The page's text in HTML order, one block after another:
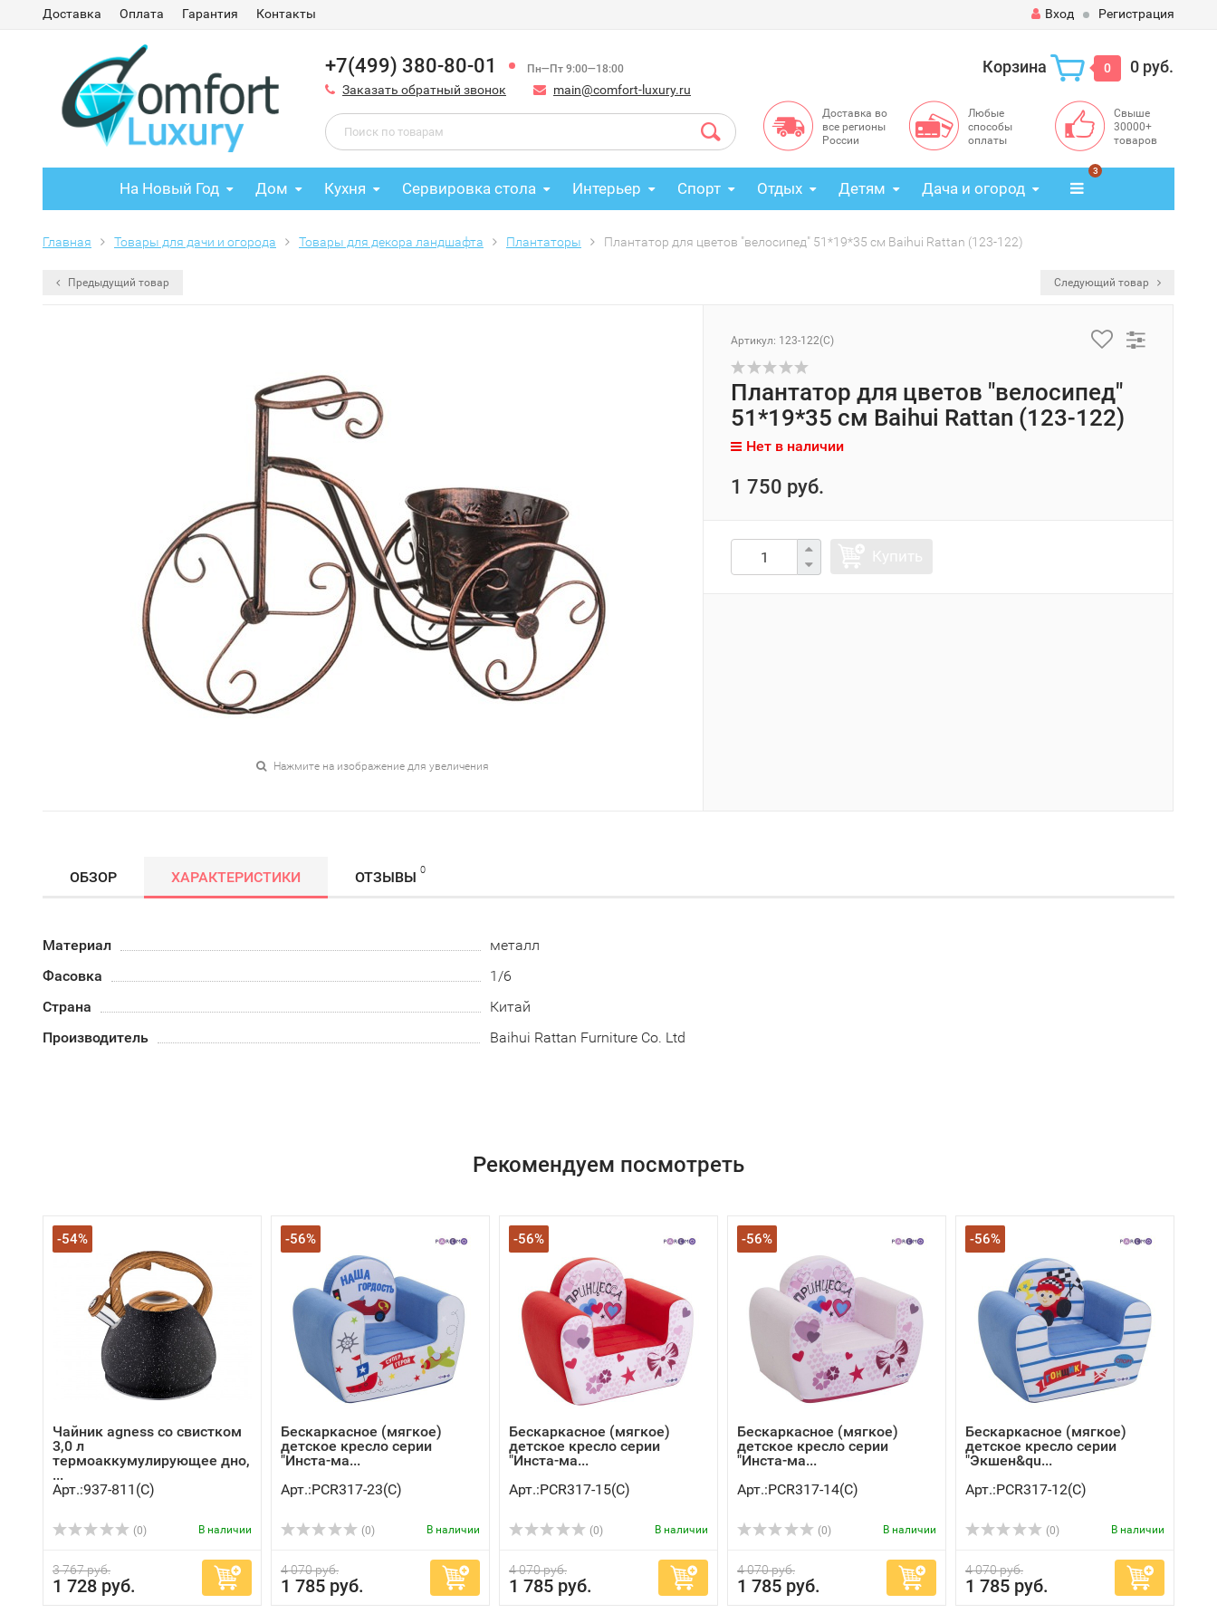
Доставка Оплата Гарантия Контакты Вход Регистрация
+7(499) 380-80-01 Пн—Пт 9:00—18:00
Заказать обратный звонок main@comfort-luxury.ru
Корзина 0 0 руб.
Доставка во
все регионы
России
Любые
способы
оплаты
Свыше
30000+
товаров
На Новый Год Дом Кухня Сервировка стола Интерьер Спорт Отдых Детям Дача и огород
3
Главная Товары для дачи и огорода Товары для декора ландшафта Плантаторы Плантатор для цветов "велосипед" 51*19*35 см Baihui Rattan (123-122)
Предыдущий товар Следующий товар
Нажмите на изображение для увеличения
Артикул: 123-122(C)
Плантатор для цветов "велосипед"
51*19*35 см Baihui Rattan (123-122)
Нет в наличии
1 750 руб.
ОБЗОР ХАРАКТЕРИСТИКИ ОТЗЫВЫ 0
Материал
металл
Фасовка
1/6
Страна
Китай
Производитель
Baihui Rattan Furniture Co. Ltd
Рекомендуем посмотреть
-54%
Чайник agness со свистком
3,0 л
термоаккумулирующее дно,
...
Арт.:937-811(C)
(0) В наличии
3 767 руб.
1 728 руб.
-56%
Бескаркасное (мягкое)
детское кресло серии
"Инста-ма...
Арт.:PCR317-23(C)
(0) В наличии
4 070 руб.
1 785 руб.
-56%
Бескаркасное (мягкое)
детское кресло серии
"Инста-ма...
Арт.:PCR317-15(C)
(0) В наличии
4 070 руб.
1 785 руб.
-56%
Бескаркасное (мягкое)
детское кресло серии
"Инста-ма...
Арт.:PCR317-14(C)
(0) В наличии
4 070 руб.
1 785 руб.
-56%
Бескаркасное (мягкое)
детское кресло серии
"Экшен&qu...
Арт.:PCR317-12(C)
(0) В наличии
4 070 руб.
1 785 руб.